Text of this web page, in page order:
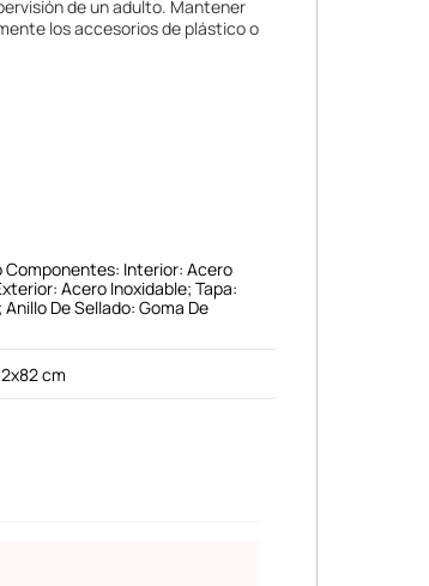
de un adulto. Mantener
los accesorios de plástico o
Componentes: Interior: Acero
Acero Inoxidable; Tapa:
De Sellado: Goma De
cm